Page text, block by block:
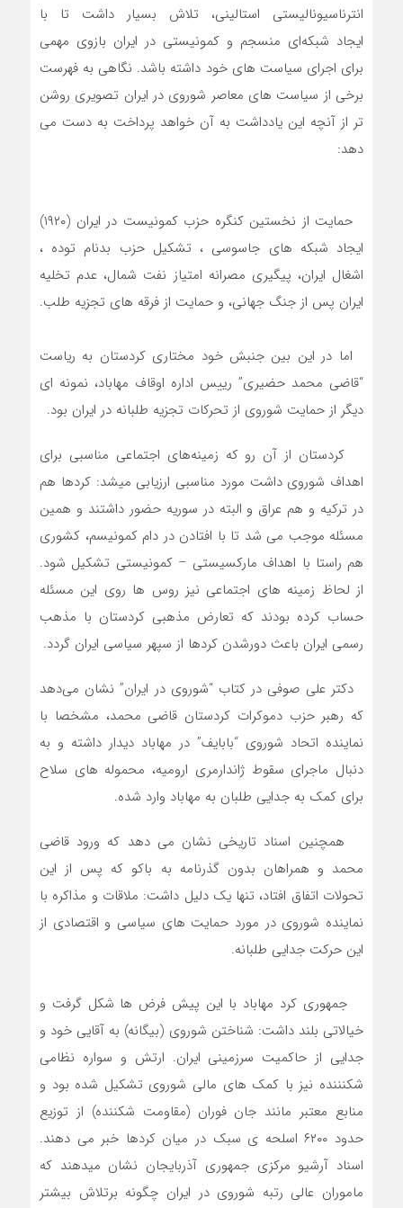
انترناسیونالیستی استالینی، تلاش بسیار داشت تا با
ایجاد شبکه‌ای منسجم و کمونیستی در ایران بازوی مهمی
برای اجرای سیاست های خود داشته باشد. نگاهی به فهرست
برخی از سیاست های معاصر شوروی در ایران تصویری روشن
تر از آنچه این یادداشت به آن خواهد پرداخت به دست می
دهد:
حمایت از نخستین کنگره حزب کمونیست در ایران (۱۹۲۰)
ایجاد شبکه های جاسوسی ، تشکیل حزب بدنام توده ،
اشغال ایران، پیگیری مصرانه امتیاز نفت شمال، عدم تخلیه
ایران پس از جنگ جهانی، و حمایت از فرقه های تجزیه طلب.
اما در این بین جنبش خود مختاری کردستان به ریاست
“قاضی محمد حضیری” رییس اداره اوقاف مهاباد، نمونه ای
دیگر از حمایت شوروی از تحرکات تجزیه طلبانه در ایران بود.
کردستان از آن رو که زمینه‌های اجتماعی مناسبی برای
اهداف شوروی داشت مورد مناسبی ارزیابی میشد: کردها هم
در ترکیه و هم عراق و البته در سوریه حضور داشتند و همین
مسئله موجب می شد تا با افتادن در دام کمونیسم، کشوری
هم راستا با اهداف مارکسیستی – کمونیستی تشکیل شود.
از لحاظ زمینه های اجتماعی نیز روس ها روی این مسئله
حساب کرده بودند که تعارض مذهبی کردستان با مذهب
رسمی ایران باعث دورشدن کردها از سپهر سیاسی ایران گردد.
دکتر علی صوفی در کتاب “شوروی در ایران” نشان می‌دهد
که رهبر حزب دموکرات کردستان قاضی‌ محمد، مشخصا با
نماینده اتحاد شوروی “بابایف” در مهاباد دیدار داشته و به
دنبال ماجرای سقوط ژاندارمری ارومیه، محموله های سلاح
برای کمک به جدایی طلبان به مهاباد وارد شده.
همچنین اسناد تاریخی نشان می دهد که ورود قاضی
محمد و همراهان بدون گذرنامه به باکو که پس از این
تحولات اتفاق افتاد، تنها یک دلیل داشت: ملاقات و مذاکره با
نماینده شوروی در مورد حمایت های سیاسی و اقتصادی از
این حرکت جدایی طلبانه.
جمهوری کرد مهاباد با این پیش فرض ها شکل گرفت و
خیالاتی بلند داشت: شناختن شوروی (بیگانه) به آقایی خود و
جدایی از حاکمیت سرزمینی ایران. ارتش و سواره نظامی
شکنننده نیز با کمک های مالی شوروی تشکیل شده بود و
منابع معتبر مانند جان فوران (مقاومت شکننده) از توزیع
حدود ۶۲۰۰ اسلحه ی سبک در میان کردها خبر می دهند.
اسناد آرشیو مرکزی جمهوری آذربایجان نشان میدهند که
ماموران عالی رتبه شوروی در ایران چگونه برتلاش بیشتر